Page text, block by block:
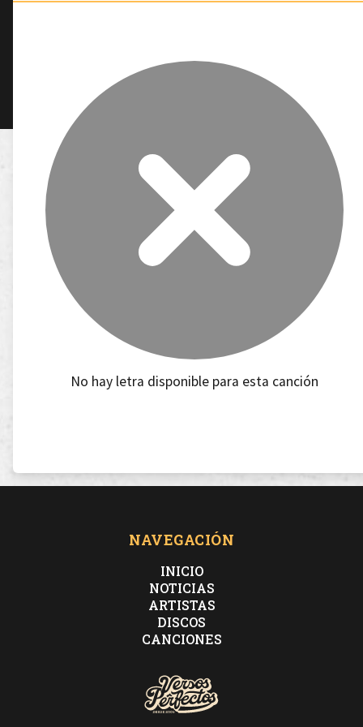
No hay letra disponible para esta canción
NAVEGACIÓN
INICIO
NOTICIAS
ARTISTAS
DISCOS
CANCIONES